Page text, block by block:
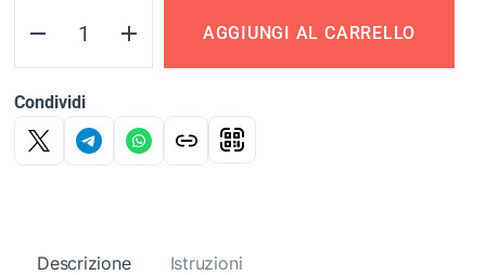
AGGIUNGI AL CARRELLO
Condividi
Descrizione Istruzioni